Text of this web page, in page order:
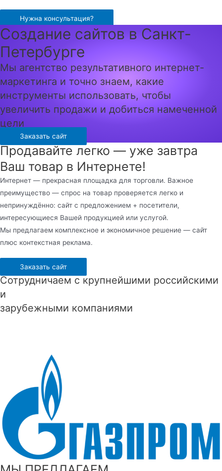
содержимому
Нужна консультация?
Создание сайтов в Санкт-
Петербурге
Мы агентство результативного интернет-
маркетинга и точно знаем, какие
инструменты использовать, чтобы
увеличить продажи и добиться намеченной
цели
Заказать сайт
Продавайте легко — уже завтра
Ваш товар в Интернете!
Интернет — прекрасная площадка для торговли. Важное
преимущество — спрос на товар проверяется легко и
непринуждённо: сайт с предложением + посетители,
интересующиеся Вашей продукцией или услугой.
Мы предлагаем комплексное и экономичное решение — сайт
плюс контекстная реклама.
Заказать сайт
Сотрудничаем с крупнейшими российскими
и
зарубежными компаниями